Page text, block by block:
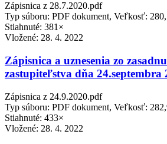
Zápisnica z 28.7.2020.pdf
Typ súboru: PDF dokument, Veľkosť:
Stiahnuté: 381×
Vložené: 28. 4. 2022
Zápisnica a uznesenia zo
zastupiteľstva dňa 24.septembra
Zápisnica z 24.9.2020.pdf
Typ súboru: PDF dokument, Veľkosť:
Stiahnuté: 433×
Vložené: 28. 4. 2022